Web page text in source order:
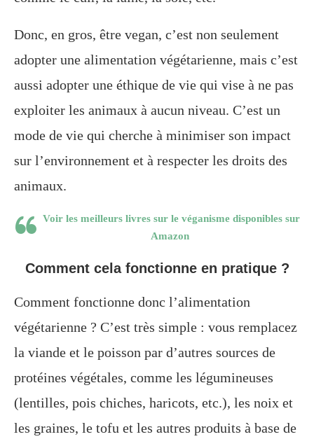
Donc, en gros, être vegan, c’est non seulement
adopter une alimentation végétarienne, mais c’est
aussi adopter une éthique de vie qui vise à ne pas
exploiter les animaux à aucun niveau. C’est un
mode de vie qui cherche à minimiser son impact
sur l’environnement et à respecter les droits des
animaux.
Voir les meilleurs livres sur le véganisme disponibles sur
Amazon
Comment cela fonctionne en pratique ?
Comment fonctionne donc l’alimentation
végétarienne ? C’est très simple : vous remplacez
la viande et le poisson par d’autres sources de
protéines végétales, comme les légumineuses
(lentilles, pois chiches, haricots, etc.), les noix et
les graines, le tofu et les autres produits à base de